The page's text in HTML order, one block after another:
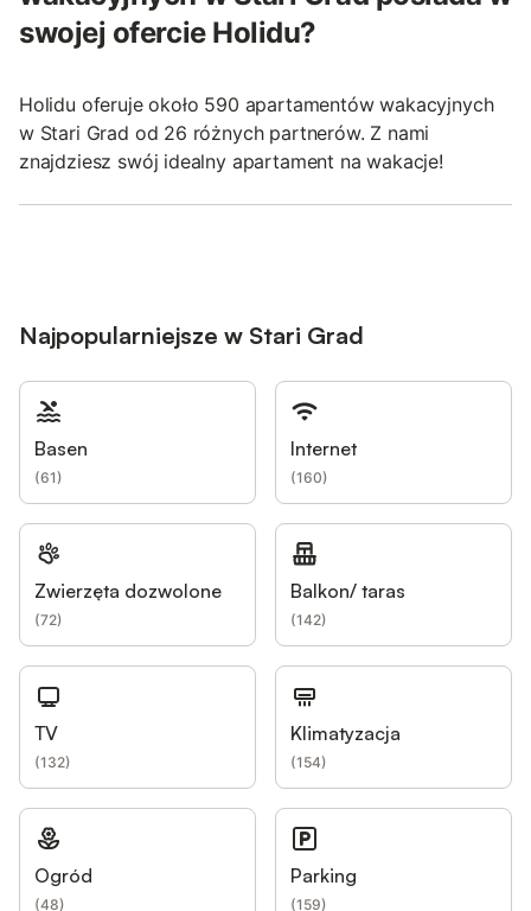
swojej ofercie Holidu?
Holidu oferuje około 590 apartamentów wakacyjnych
w Stari Grad od 26 różnych partnerów. Z nami
znajdziesz swój idealny apartament na wakacje!
Najpopularniejsze w Stari Grad
Basen
(61)
Internet
(160)
Zwierzęta dozwolone
(72)
Balkon/ taras
(142)
TV
(132)
Klimatyzacja
(154)
Ogród
(48)
Parking
(159)